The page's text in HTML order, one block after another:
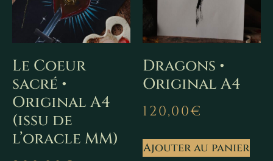
Le Coeur
sacré •
Original A4
(issu de
l’oracle MM)
Dragons •
Original A4
120,00€
Ajouter au panier